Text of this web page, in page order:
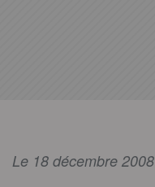
Le 18 décembre 2008